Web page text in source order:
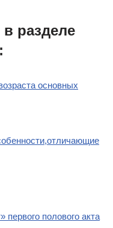
разделе
основных
полового акта